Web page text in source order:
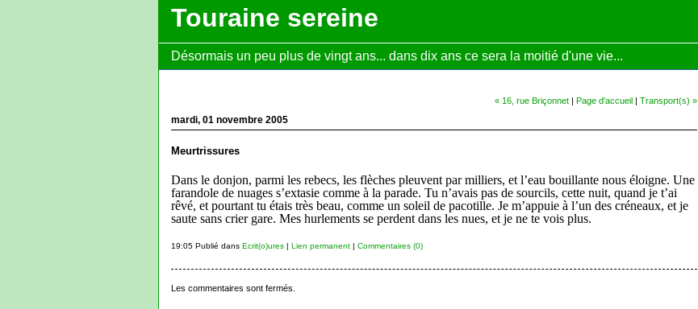
Touraine sereine
Désormais un peu plus de vingt ans... dans dix ans ce sera la moitié d'une vie...
« 16, rue Briçonnet| Page d'accueil| Transport(s) »
mardi, 01 novembre 2005
Meurtrissures
Dans le donjon, parmi les rebecs, les flèches pleuvent par milliers, et l’eau bouillante nous éloigne. Une
farandole de nuages s’extasie comme à la parade. Tu n’avais pas de sourcils, cette nuit, quand je t’ai
rêvé, et pourtant tu étais très beau, comme un soleil de pacotille. Je m’appuie à l’un des créneaux, et je
saute sans crier gare. Mes hurlements se perdent dans les nues, et je ne te vois plus.
19:05 Publié dans Ecrit(o)ures| Lien permanent| Commentaires (0)
Les commentaires sont fermés.